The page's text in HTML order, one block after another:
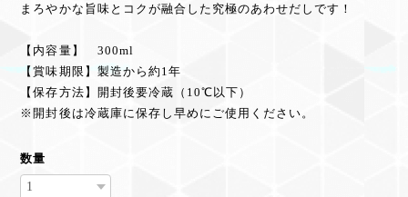
まろやかな旨味とコクが融合した究極のあわせだしです！
【内容量】 300ml
【賞味期限】製造から約1年
【保存方法】開封後要冷蔵（10℃以下）
※開封後は冷蔵庫に保存し早めにご使用ください。
数量